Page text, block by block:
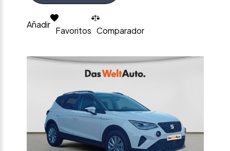
Añadir
Favoritos Comparador